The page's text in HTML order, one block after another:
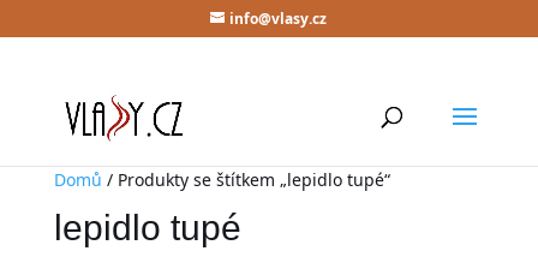
info@vlasy.cz
Domů / Produkty se štítkem „lepidlo tupé“
lepidlo tupé